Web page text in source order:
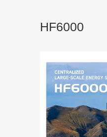
HF6000